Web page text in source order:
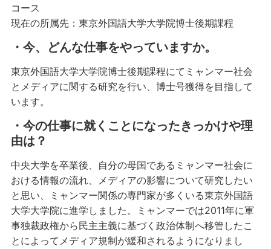
コース
現在の所属先：東京外国語大学大学院博士後期課程
・今、どんな仕事をやっていますか。
東京外国語大学大学院博士後期課程にてミャンマー社会
とメディアに関する研究を行い、博士号獲得を目指して
います。
・今の仕事に就くことになったきっかけや理
由は？
中央大学を卒業後、自分の母国であるミャンマー社会に
おける情報の流れ、メディアの影響について研究したい
と思い、ミャンマー関係の専門家が多くいる東京外国語
大学大学院に進学しました。ミャンマーでは2011年に軍
事独裁政権から民主主義に基づく政治体制へ移管したこ
とによってメディア規制が緩和されるようになりまし